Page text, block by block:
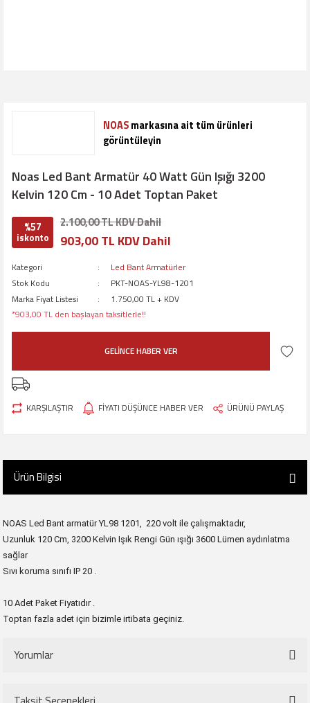
NOASmarkasına ait tüm ürünleri
görüntüleyin
Noas Led Bant Armatür 40 Watt Gün Işığı 3200
Kelvin 120 Cm - 10 Adet Toptan Paket
%57
iskonto
2.100,00 TL KDV Dahil
903,00 TL KDV Dahil
Kategori
Led Bant Armatürler
Stok Kodu
PKT-NOAS-YL98-1201
Marka Fiyat Listesi
1.750,00 TL + KDV
*903,00 TL den başlayan taksitlerle!!
GELİNCE HABER VER
KARŞILAŞTIR FİYATI DÜŞÜNCE HABER VER ÜRÜNÜ PAYLAŞ
Ürün Bilgisi
NOAS Led Bant armatür YL98 1201, 220 volt ile çalışmaktadır,
Uzunluk 120 Cm, 3200 Kelvin Işık Rengi Gün ışığı 3600 Lümen aydınlatma
sağlar
Sıvı koruma sınıfı IP 20 .
10 Adet Paket Fiyatıdır .
Toptan fazla adet için bizimle irtibata geçiniz.
Yorumlar